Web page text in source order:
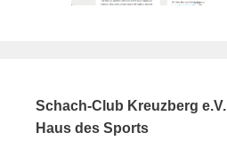
Schach-Club Kreuzberg e.V.
Haus des Sports